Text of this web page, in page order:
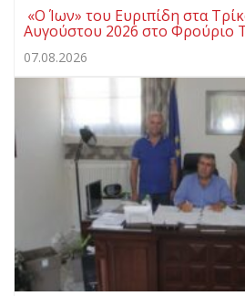
«Ο Ίων» του Ευριπίδη στα
Αυγούστου 2026 στο Φρούριο
07.08.2026